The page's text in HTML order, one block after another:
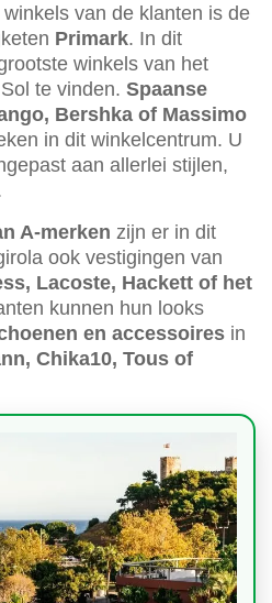
van de klanten is de
Primark. In dit
winkels van het
te vinden. Spaanse
Bershka of Massimo
in dit winkelcentrum. U
aan allerlei stijlen,
A-merken zijn er in dit
ook vestigingen van
Lacoste, Hackett of het
kunnen hun looks
en accessoires in
Chika10, Tous of